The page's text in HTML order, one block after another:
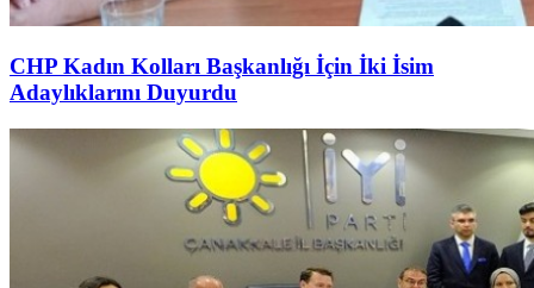
CHP Kadın Kolları Başkanlığı İçin İki İsim
Adaylıklarını Duyurdu